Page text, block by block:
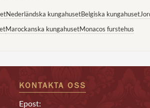
Nederländska kungahusetBelgiska kungahuset
Marockanska kungahusetMonacos furstehus
KONTAKTA OSS
Epost: